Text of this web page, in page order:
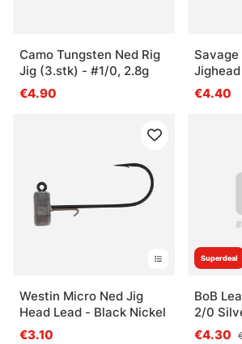
Camo Tungsten Ned Rig
Jig (3.stk) - #1/0, 2.8g
€4.90
Savage
7g (3-
€4.40
Westin Micro Ned Jig
Head Lead - Black Nickel
€3.10
Superdeal
BoB
2/0
€4.30